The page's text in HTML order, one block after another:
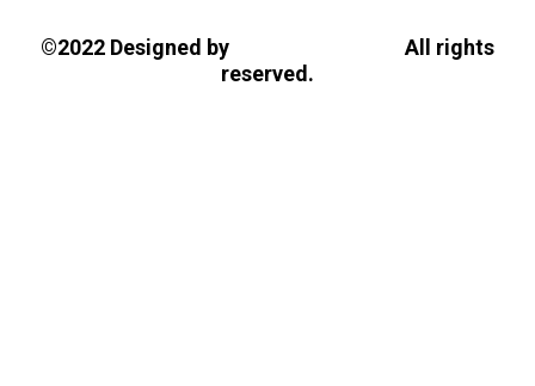
©2022 Designed by
All rights
reserved.